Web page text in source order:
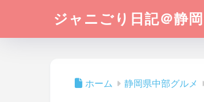
ジャニごり日記＠静
ホーム 静岡県中部グルメ